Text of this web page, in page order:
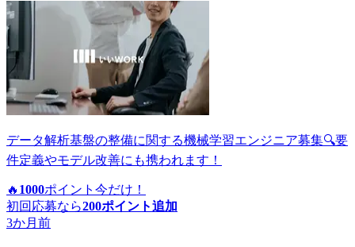
データ解析基盤の整備に関する機械学習エンジニア募集🔍要
件定義やモデル改善にも携われます！
🔥 1000ポイント 今だけ！
初回応募なら200ポイント追加
3か月前